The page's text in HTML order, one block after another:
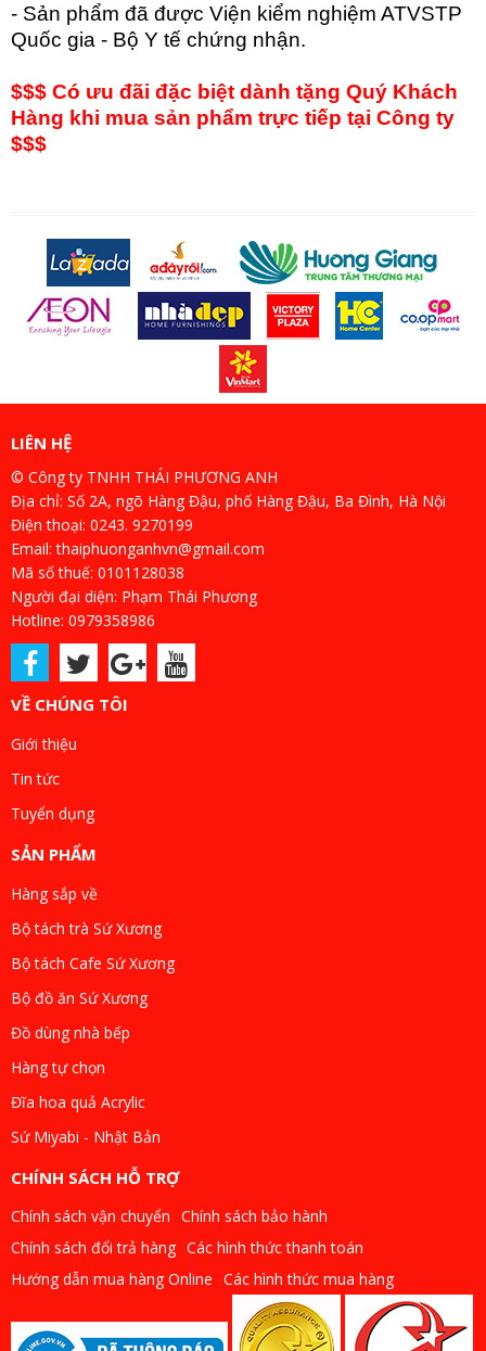
- Sản phẩm đã được Viện kiểm nghiệm ATVSTP
Quốc gia - Bộ Y tế chứng nhận.
$$$ Có ưu đãi đặc biệt dành tặng Quý Khách
Hàng khi mua sản phẩm trực tiếp tại Công ty
$$$
LIÊN HỆ
© Công ty TNHH THÁI PHƯƠNG ANH
Địa chỉ: Số 2A, ngõ Hàng Đậu, phố Hàng Đậu, Ba Đình, Hà Nội
Điện thoại: 0243. 9270199
Email: thaiphuonganhvn@gmail.com
Mã số thuế: 0101128038
Người đại diện: Phạm Thái Phương
Hotline: 0979358986
VỀ CHÚNG TÔI
Giới thiệu
Tin tức
Tuyển dụng
SẢN PHẨM
Hàng sắp về
Bộ tách trà Sứ Xương
Bộ tách Cafe Sứ Xương
Bộ đồ ăn Sứ Xương
Đồ dùng nhà bếp
Hàng tự chọn
Đĩa hoa quả Acrylic
Sứ Miyabi - Nhật Bản
CHÍNH SÁCH HỖ TRỢ
Chính sách vận chuyển Chính sách bảo hành
Chính sách đổi trả hàng Các hình thức thanh toán
Hướng dẫn mua hàng Online Các hình thức mua hàng